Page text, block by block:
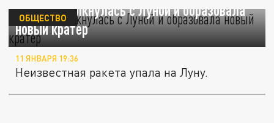
Ракета столкнулась с Луной и образовала
новый кратер
ОБЩЕСТВО
11 ЯНВАРЯ 19:36
Неизвестная ракета упала на Луну.